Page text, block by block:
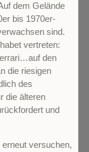
dem Gelände
bis 1970er-
sind.
vertreten:
den
die riesigen
des
die älteren
und
erneut versuchen,